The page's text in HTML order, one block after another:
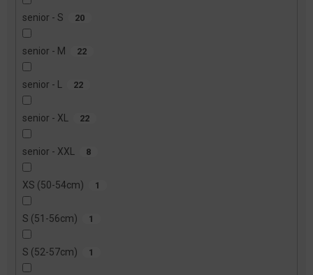
senior - S 20
senior - M 22
senior - L 22
senior - XL 22
senior - XXL 8
XS (50-54cm) 1
S (51-56cm) 1
S (52-57cm) 1